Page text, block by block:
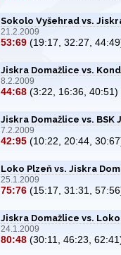
Sokolo Vyšehrad vs.
21.2.2009
53:69 (19:17, 32:27,
Jiskra Domažlice vs.
8.2.2009
44:68 (3:22, 16:36, 40:51)
Jiskra Domažlice vs. BSK
7.2.2009
42:95 (10:22, 20:44,
Loko Plzeň vs. Jiskra
25.1.2009
75:76 (15:17, 31:31,
Jiskra Domažlice vs.
24.1.2009
80:48 (30:11, 46:23,